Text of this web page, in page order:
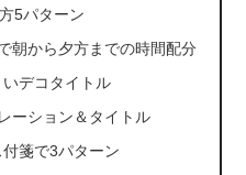
5パターン
朝から夕方までの時間配分
デコタイトル
ーション＆タイトル
箋で3パターン